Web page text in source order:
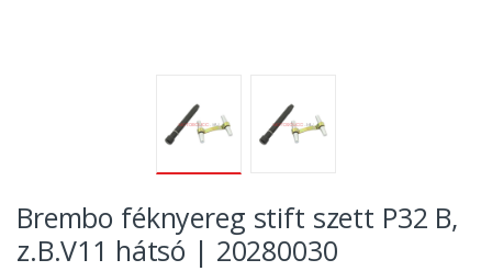
Brembo féknyereg stift szett P32 B,
z.B.V11 hátsó | 20280030